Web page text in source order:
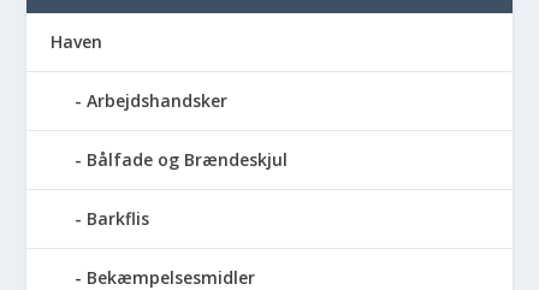
Haven
Arbejdshandsker
Bålfade og Brændeskjul
Barkflis
Bekæmpelsesmidler